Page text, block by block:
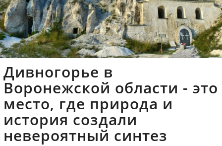
Дивногорье в
Воронежской области - это
место, где природа и
история создали
невероятный синтез